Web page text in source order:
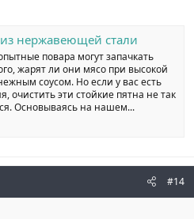
нержавеющей стали
повара могут запачкать
жарят ли они мясо при высокой
соусом. Но если у вас есть
очистить эти стойкие пятна не так
Основываясь на нашем...
#14